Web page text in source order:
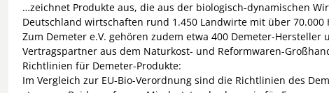
…zeichnet Produkte aus, die aus der biologisch-dynamischen
Deutschland wirtschaften rund 1.450 Landwirte mit über 70.000
Zum Demeter e.V. gehören zudem etwa 400 Demeter-Hersteller
Vertragspartner aus dem Naturkost- und Reformwaren-
Richtlinien für Demeter-Produkte:
Im Vergleich zur EU-Bio-Verordnung sind die Richtlinien des